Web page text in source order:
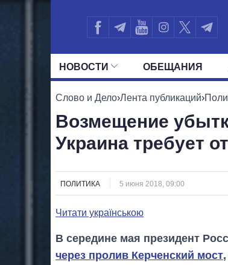
НОВОСТИ ОБЕЩАНИЯ
ВСЕ ПОЛИТИКИ
Слово и Дело›Лента публикаций›
Возмещение
Украина требует
ПОЛИТИКА 5 июня 2018, 09:00
Читати українською
В середине мая президент
через пролив Керченский мост